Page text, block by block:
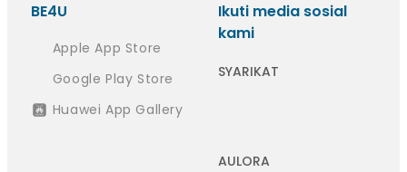
BE4U
Apple App Store
Google Play Store
Huawei App Gallery
Ikuti media sosial
kami
SYARIKAT
AULORA